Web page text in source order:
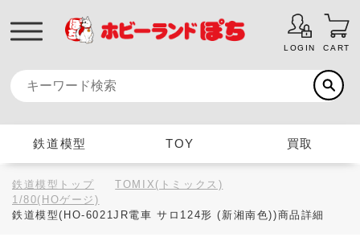
LOGIN CART
鉄道模型 TOY 買取
鉄道模型トップ
TOMIX(トミックス)
1/80(HOゲージ)
鉄道模型(HO-6021JR電車 サロ124形 (新湘南色))商品詳細